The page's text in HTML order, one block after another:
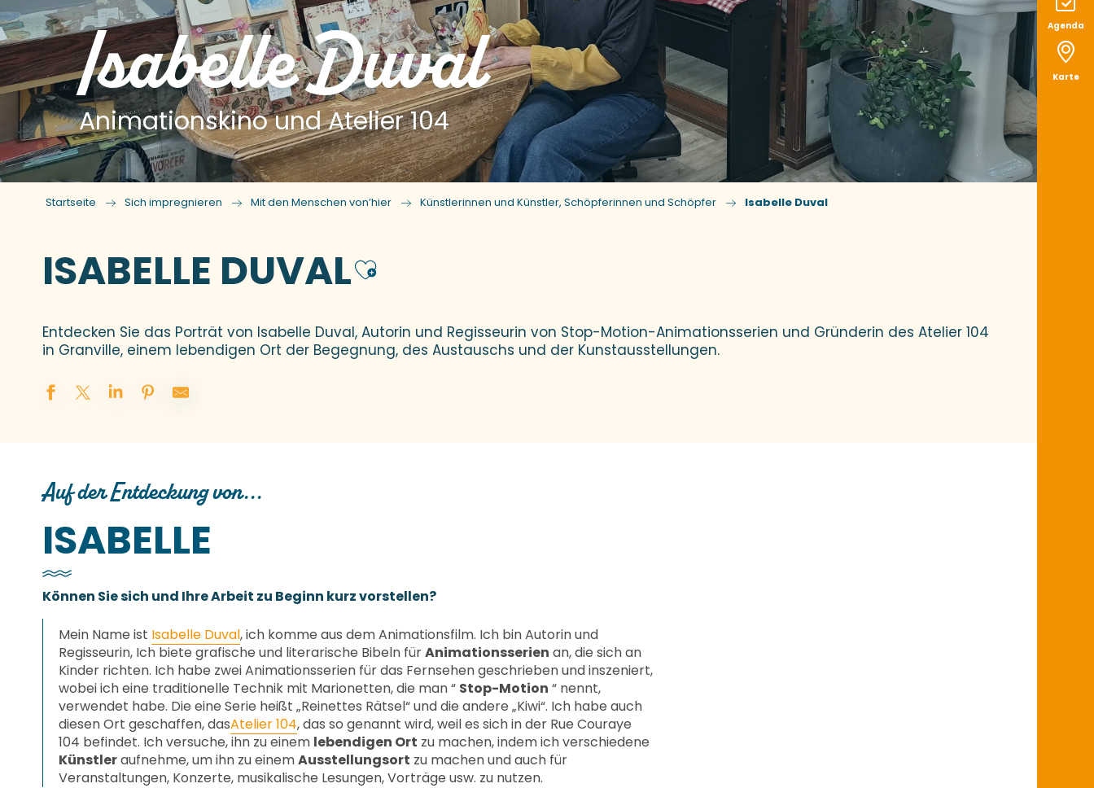
Agenda
Karte
Isabelle Duval
Animationskino und Atelier 104
Startseite Sich impregnieren Mit den Menschen von’hier Künstlerinnen und Künstler, Schöpferinnen und Schöpfer Isabelle Duval
ISABELLE DUVALAjouter aux favoris
Entdecken Sie das Porträt von Isabelle Duval, Autorin und Regisseurin von Stop-Motion-Animationsserien und Gründerin des Atelier 104
in Granville, einem lebendigen Ort der Begegnung, des Austauschs und der Kunstausstellungen.
Auf der Entdeckung von...
ISABELLE
Können Sie sich und Ihre Arbeit zu Beginn kurz vorstellen?
Mein Name ist Isabelle Duval, ich komme aus dem Animationsfilm. Ich bin Autorin und
Regisseurin, Ich biete grafische und literarische Bibeln fürAnimationsserien an, die sich an
Kinder richten. Ich habe zwei Animationsserien für das Fernsehen geschrieben und inszeniert,
wobei ich eine traditionelle Technik mit Marionetten, die man “ Stop-Motion “ nennt,
verwendet habe. Die eine Serie heißt „Reinettes Rätsel“ und die andere „Kiwi“. Ich habe auch
diesen Ort geschaffen, dasAtelier 104, das so genannt wird, weil es sich in der Rue Couraye
104 befindet. Ich versuche, ihn zu einem lebendigen Ort zu machen, indem ich verschiedene
Künstleraufnehme, um ihn zu einemAusstellungsort zu machen und auch für
Veranstaltungen, Konzerte, musikalische Lesungen, Vorträge usw. zu nutzen.